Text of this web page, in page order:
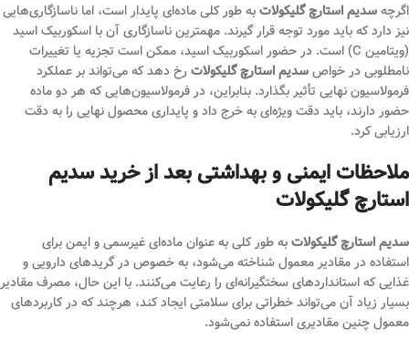
اگرچهسدیم استارچ گلیکولاتبه طور کلی ماده‌ای پایدار است، اما ناسازگاری‌هایی
نیز دارد که باید مورد توجه قرار گیرند. مهمترین ناسازگاری آن با اسکوربیک اسید
(ویتامین C) است. در حضور اسکوربیک اسید، ممکن است تجزیه یا تغییرات
نامطلوبی در خواصسدیم استارچ گلیکولات رخ دهد که می‌تواند بر عملکرد
فرمولاسیون نهایی تأثیر بگذارد. بنابراین، در فرمولاسیون‌هایی که هر دو ماده
حضور دارند، باید دقت ویژه‌ای به خرج داد و پایداری محصول نهایی را به دقت
ارزیابی کرد.
ملاحظات ایمنی و بهداشتی بعد از خرید سدیم
استارچ گلیکولات
سدیم استارچ گلیکولاتبه طور کلی به عنوان ماده‌ای غیرسمی و ایمن برای
استفاده در مقادیر معمول شناخته می‌شود، به خصوص در گریدهای دارویی و
غذایی که استانداردهای سختگیرانه‌ای را رعایت می‌کنند. با این حال، مصرف مقادیر
بسیار زیاد آن می‌تواند خطراتی برای سلامتی ایجاد کند، هرچند که در کاربردهای
معمول چنین مقادیری استفاده نمی‌شود.